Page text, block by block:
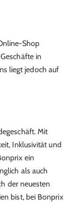
Shop
in
liegt jedoch auf
Mit
Inklusivität und
ein
als auch
der neuesten
bist, bei Bonprix